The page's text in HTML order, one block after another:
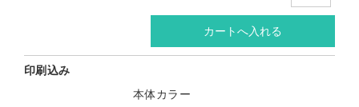
印刷込み
本体カラー